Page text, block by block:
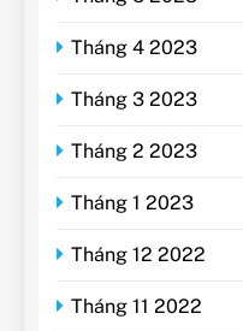
Tháng 4 2023
Tháng 3 2023
Tháng 2 2023
Tháng 1 2023
Tháng 12 2022
Tháng 11 2022